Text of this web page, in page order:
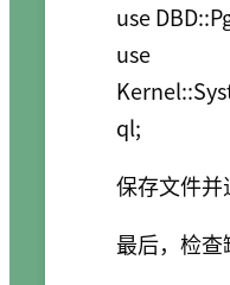
use
use
保存文件并
最后，检查